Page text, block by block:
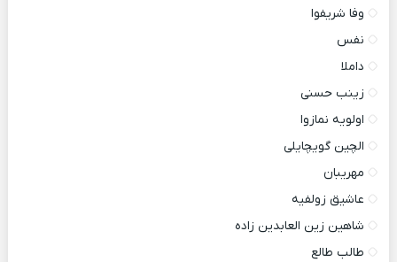
وفا شریفوا
نفس
داملا
زینب حسنی
اولویه نمازوا
الچین گویچایلی
مهریبان
عاشیق زولفیه
شاهین زین العابدین زاده
طالب طالع